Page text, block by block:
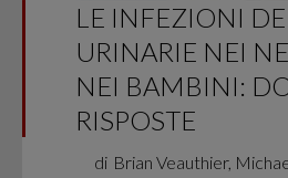
LE INFEZIONI
URINARIE NEI
NEI BAMBINI:
RISPOSTE
di Brian Veauthier,